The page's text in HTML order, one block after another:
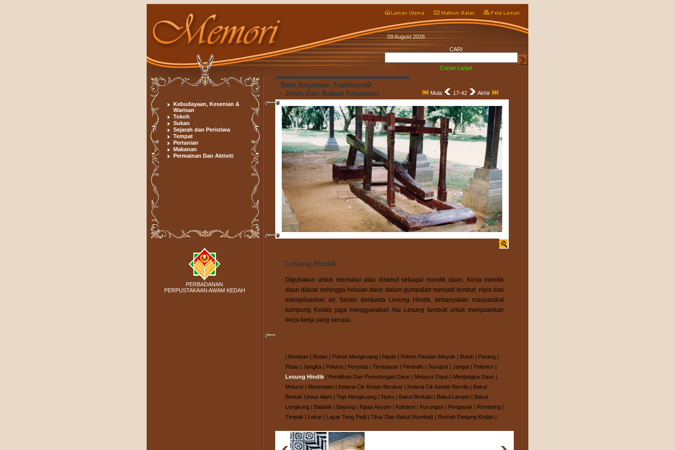
CARI
Carian Lanjut
Kebudayaan, Kesenian &
Warisan
Tokoh
Sukan
Sejarah dan Peristiwa
Tempat
Pertanian
Makanan
Permainan Dan Aktiviti
PERBADANAN
PERPUSTAKAAN AWAM KEDAH
Seni Anyaman Tradisional
- Jenis Dan Bahan Anyaman
Mula 17-42 Akhir
Lesung Hindik
Digunakan untuk memukul atau disebut sebagai menitik daun. Kerja menitik
daun dibuat sehingga helaian daun dalam gumpalan menjadi lembut, nipis dan
mengeluarkan air. Selain daripada Lesung Hindik, kebanyakan masyarakat
kampung Kedah juga menggunakan Alu Lesung tumbuk untuk menjalankan
kerja-kerja yang serupa.
| Bemban | Rotan | Pohon Mengkuang | Nipah | Pohon Pandan Minyak | Buluh | Parang |
Pisau | Jangka | Pelurut | Penyisip | Tempayan | Penindih | Susuput | Jangat | Pelentur |
Lesung Hindik | Pemilihan Dan Pemotongan Daun | Melayur Daun | Menjangka Daun |
Melurut | Merendam | Kelarai Cik Kedah Berakar | Kelarai Cik Kedah Bersila | Bakul
Bentuk Unsur Alam | Topi Mengkuang | Nyiru | Bakul Berkaki | Bakul Lampin | Bakul
Lengkung | Balatak | Bayung | Kipas Anyam | Kolobon | Kurungan | Pengayak | Rombong |
Timpak | Lekar | Layar Tong Padi | Tikar Dan Bakul (Kembal) | Rumah Panjang Kedah |
09 August 2026